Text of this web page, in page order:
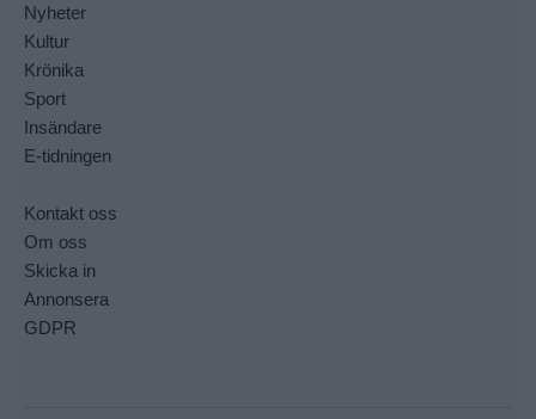
Nyheter
Kultur
Krönika
Sport
Insändare
E-tidningen
Kontakt oss
Om oss
Skicka in
Annonsera
GDPR